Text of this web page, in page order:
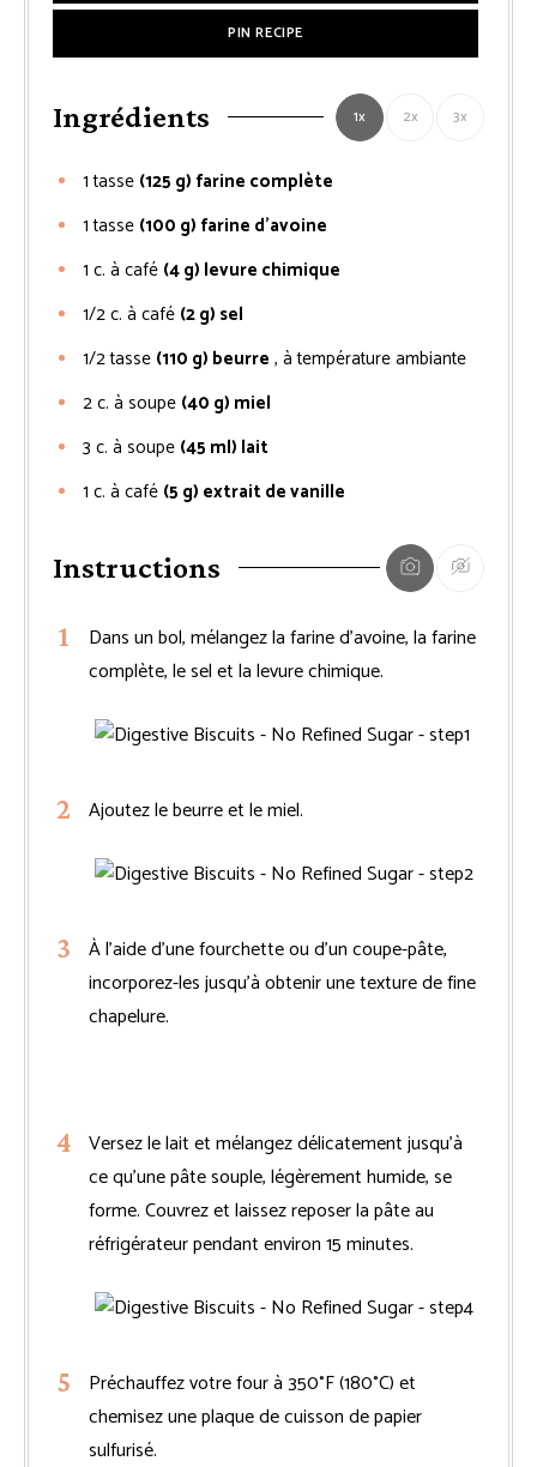
PIN RECIPE
Ingrédients 1x 2x 3x
1 tasse (125 g) farine complète
1 tasse (100 g) farine d’avoine
1 c. à café (4 g) levure chimique
1/2c. à café (2 g) sel
1/2tasse (110 g) beurre , à température ambiante
2c. à soupe (40 g) miel
3 c. à soupe (45 ml) lait
1 c. à café (5 g) extrait de vanille
Instructions
Dans un bol, mélangez la farine d’avoine, la farine
complète, le sel et la levure chimique.
Ajoutez le beurre et le miel.
À l’aide d’une fourchette ou d’un coupe-pâte,
incorporez-les jusqu’à obtenir une texture de fine
chapelure.
Versez le lait et mélangez délicatement jusqu’à
ce qu’une pâte souple, légèrement humide, se
forme. Couvrez et laissez reposer la pâte au
réfrigérateur pendant environ 15 minutes.
Préchauffez votre four à 350°F (180°C) et
chemisez une plaque de cuisson de papier
sulfurisé.